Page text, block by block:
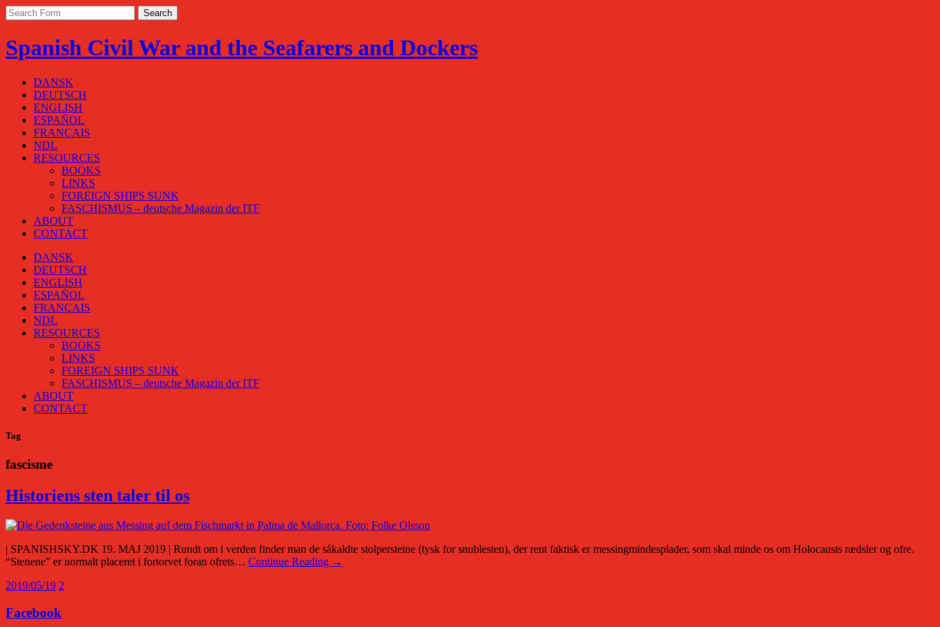
Spanish Civil War and the Seafarers and Dockers
DANSK
DEUTSCH
ENGLISH
ESPAÑOL
FRANÇAIS
NDL
RESOURCES
BOOKS
LINKS
FOREIGN SHIPS SUNK
FASCHISMUS – deutsche Magazin der ITF
ABOUT
CONTACT
DANSK
DEUTSCH
ENGLISH
ESPAÑOL
FRANÇAIS
NDL
RESOURCES
BOOKS
LINKS
FOREIGN SHIPS SUNK
FASCHISMUS – deutsche Magazin der ITF
ABOUT
CONTACT
Tag
fascisme
Historiens sten taler til os
| SPANISHSKY.DK 19. MAJ 2019 | Rundt om i verden finder man de såkaldte stolpersteine (tysk for snublesten), der rent faktisk er messingmindesplader, som skal minde os om Holocausts rædsler og ofre.
“Stenene” er normalt placeret i fortorvet foran ofrets… Continue Reading →
2019/05/19 2
Facebook